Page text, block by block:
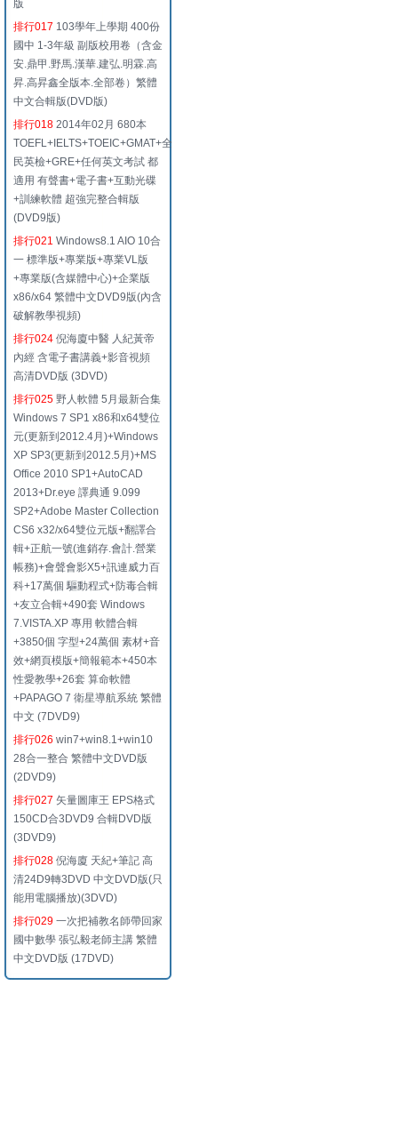
版
排行017 103學年上學期 400份
國中 1-3年級 副版校用卷（含金
安.鼎甲.野馬.漢華.建弘.明霖.高
昇.高昇鑫全版本.全部卷）繁體
中文合輯版(DVD版)
排行018 2014年02月 680本
TOEFL+IELTS+TOEIC+GMAT+全
民英檢+GRE+任何英文考試 都
適用 有聲書+電子書+互動光碟
+訓練軟體 超強完整合輯版
(DVD9版)
排行021 Windows8.1 AIO 10合
一 標準版+專業版+專業VL版
+專業版(含媒體中心)+企業版
x86/x64 繁體中文DVD9版(內含
破解教學視頻)
排行024 倪海廈中醫 人紀黃帝
內經 含電子書講義+影音視頻
高清DVD版 (3DVD)
排行025 野人軟體 5月最新合集
Windows 7 SP1 x86和x64雙位
元(更新到2012.4月)+Windows
XP SP3(更新到2012.5月)+MS
Office 2010 SP1+AutoCAD
2013+Dr.eye 譯典通 9.099
SP2+Adobe Master Collection
CS6 x32/x64雙位元版+翻譯合
輯+正航一號(進銷存.會計.營業
帳務)+會聲會影X5+訊連威力百
科+17萬個 驅動程式+防毒合輯
+友立合輯+490套 Windows
7.VISTA.XP 專用 軟體合輯
+3850個 字型+24萬個 素材+音
效+網頁模版+簡報範本+450本
性愛教學+26套 算命軟體
+PAPAGO 7 衛星導航系統 繁體
中文 (7DVD9)
排行026 win7+win8.1+win10
28合一整合 繁體中文DVD版
(2DVD9)
排行027 矢量圖庫王 EPS格式
150CD合3DVD9 合輯DVD版
(3DVD9)
排行028 倪海廈 天紀+筆記 高
清24D9轉3DVD 中文DVD版(只
能用電腦播放)(3DVD)
排行029 一次把補教名師帶回家
國中數學 張弘毅老師主講 繁體
中文DVD版 (17DVD)